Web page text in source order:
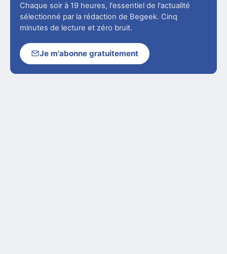
Chaque soir à 19 heures, l'essentiel de l'actualité
sélectionné par la rédaction de Begeek. Cinq
minutes de lecture et zéro bruit.
Je m'abonne gratuitement